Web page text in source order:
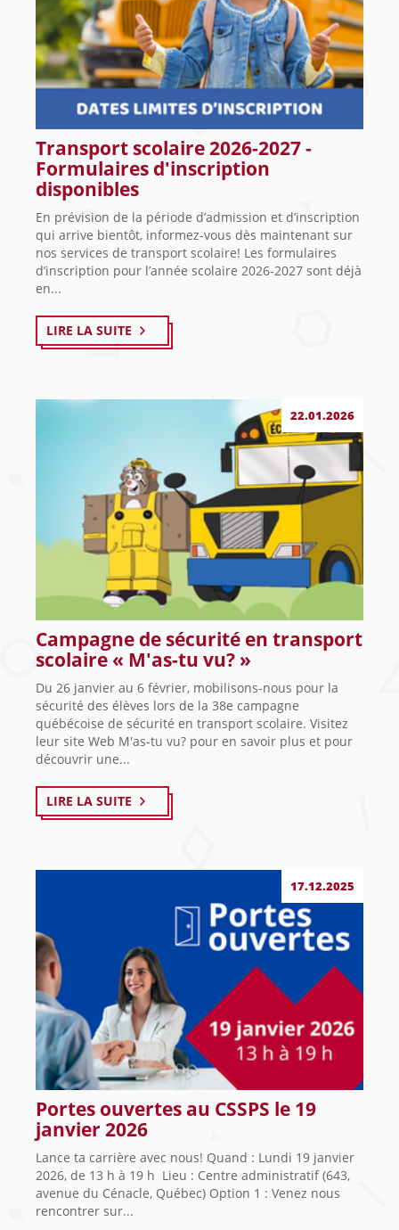
Transport scolaire 2026-2027 -
Formulaires d'inscription
disponibles
En prévision de la période d’admission et d’inscription
qui arrive bientôt, informez-vous dès maintenant sur
nos services de transport scolaire! Les formulaires
d’inscription pour l’année scolaire 2026-2027 sont déjà
en...
LIRE LA SUITE
22.01.2026
Campagne de sécurité en transport
scolaire « M'as-tu vu? »
Du 26 janvier au 6 février, mobilisons-nous pour la
sécurité des élèves lors de la 38e campagne
québécoise de sécurité en transport scolaire. Visitez
leur site Web M'as-tu vu? pour en savoir plus et pour
découvrir une...
LIRE LA SUITE
17.12.2025
Portes ouvertes au CSSPS le 19
janvier 2026
Lance ta carrière avec nous! Quand : Lundi 19 janvier
2026, de 13 h à 19 h Lieu : Centre administratif (643,
avenue du Cénacle, Québec) Option 1 : Venez nous
rencontrer sur...